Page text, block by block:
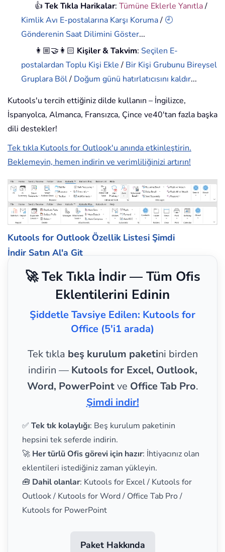
👍Tek Tıkla Harikalar:Tümüne Eklerle Yanıtla/
Kimlik Avı E-postalarına Karşı Koruma/ 🕘
Gönderenin Saat Dilimini Göster...
👩🏼‍🤝‍👩🏻 Kişiler & Takvim: Seçilen E-
postalardan Toplu Kişi Ekle/ Bir Kişi Grubunu Bireysel
Gruplara Böl/ Doğum günü hatırlatıcısını kaldır...
Kutools'u tercih ettiğiniz dilde kullanın – İngilizce,
İspanyolca, Almanca, Fransızca, Çince ve40'tan fazla başka
dili destekler!
Tek tıkla Kutools for Outlook'u anında etkinleştirin.
Beklemeyin, hemen indirin ve verimliliğinizi artırın!
Kutools for Outlook Özellik Listesi Şimdi
İndir Satın Al'a Git
🚀 Tek Tıkla İndir — Tüm Ofis
Eklentilerini Edinin
Şiddetle Tavsiye Edilen: Kutools for
Office (5'i1 arada)
Tek tıkla beş kurulum paketini birden
indirin — Kutools for Excel, Outlook,
Word, PowerPointve Office Tab Pro.
Şimdi indir!
✅ Tek tık kolaylığı: Beş kurulum paketinin
hepsini tek seferde indirin.
🚀 Her türlü Ofis görevi için hazır: İhtiyacınız olan
eklentileri istediğiniz zaman yükleyin.
🧰 Dahil olanlar: Kutools for Excel / Kutools for
Outlook / Kutools for Word / Office Tab Pro /
Kutools for PowerPoint
Paket Hakkında